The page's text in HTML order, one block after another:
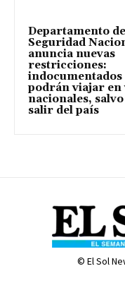
Departamento de
Seguridad
anuncia nuevas
restricciones:
indocumentados
podrán viajar en
nacionales,
salir del país
© El Sol